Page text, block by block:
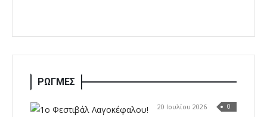
ΡΩΓΜΕΣ
20 Ιουλίου 2026 0